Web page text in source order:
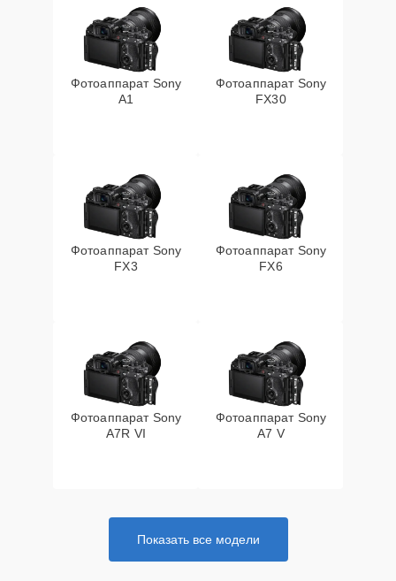
Фотоаппарат Sony
A1
Фотоаппарат Sony
FX30
Фотоаппарат Sony
FX3
Фотоаппарат Sony
FX6
Фотоаппарат Sony
A7R VI
Фотоаппарат Sony
A7 V
Показать все модели